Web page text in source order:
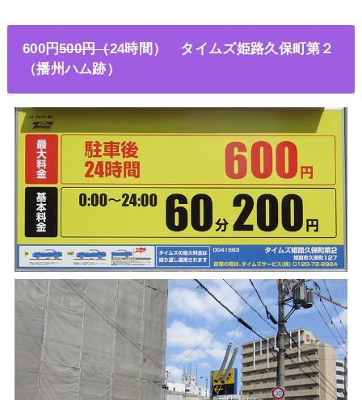
600円500円（24時間） タイムズ姫路久保町第２
（播州ハム跡）